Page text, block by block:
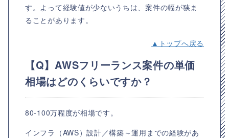
す。よって経験値が少ないうちは、案件の幅が狭ま
ることがあります。
▲トップへ戻る
【Q】AWSフリーランス案件の単価
相場はどのくらいですか？
80-100万程度が相場です。
インフラ（AWS）設計／構築～運用までの経験があ